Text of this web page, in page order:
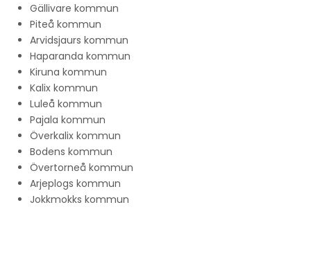
Gällivare kommun
Piteå kommun
Arvidsjaurs kommun
Haparanda kommun
Kiruna kommun
Kalix kommun
Luleå kommun
Pajala kommun
Överkalix kommun
Bodens kommun
Övertorneå kommun
Arjeplogs kommun
Jokkmokks kommun